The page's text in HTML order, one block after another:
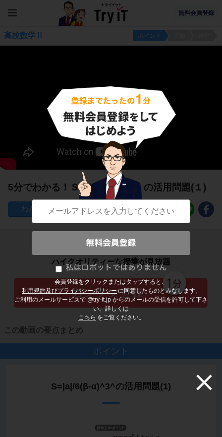
無料会員登録
会員登録をクリックまたはタップすると、
利用規約及びプライバシーポリシー に同意したものとみなします。
ご利用のメールサービスで @try-it.jp からのメールの受信を許可して下さ
い。詳しくは
こちら をご覧ください。
高校数学Ⅱ ポイント
5分でわかる！Ｓ＝|a|/6 (β-α)^3 の活用問題(１)
80
子どもの勉強から大人の学び直しまで
ハイクオリティーな授業が見放題
この動画の要点まとめ
ポイント
S=|a|/6(β-α)^3^の活用問題(1)